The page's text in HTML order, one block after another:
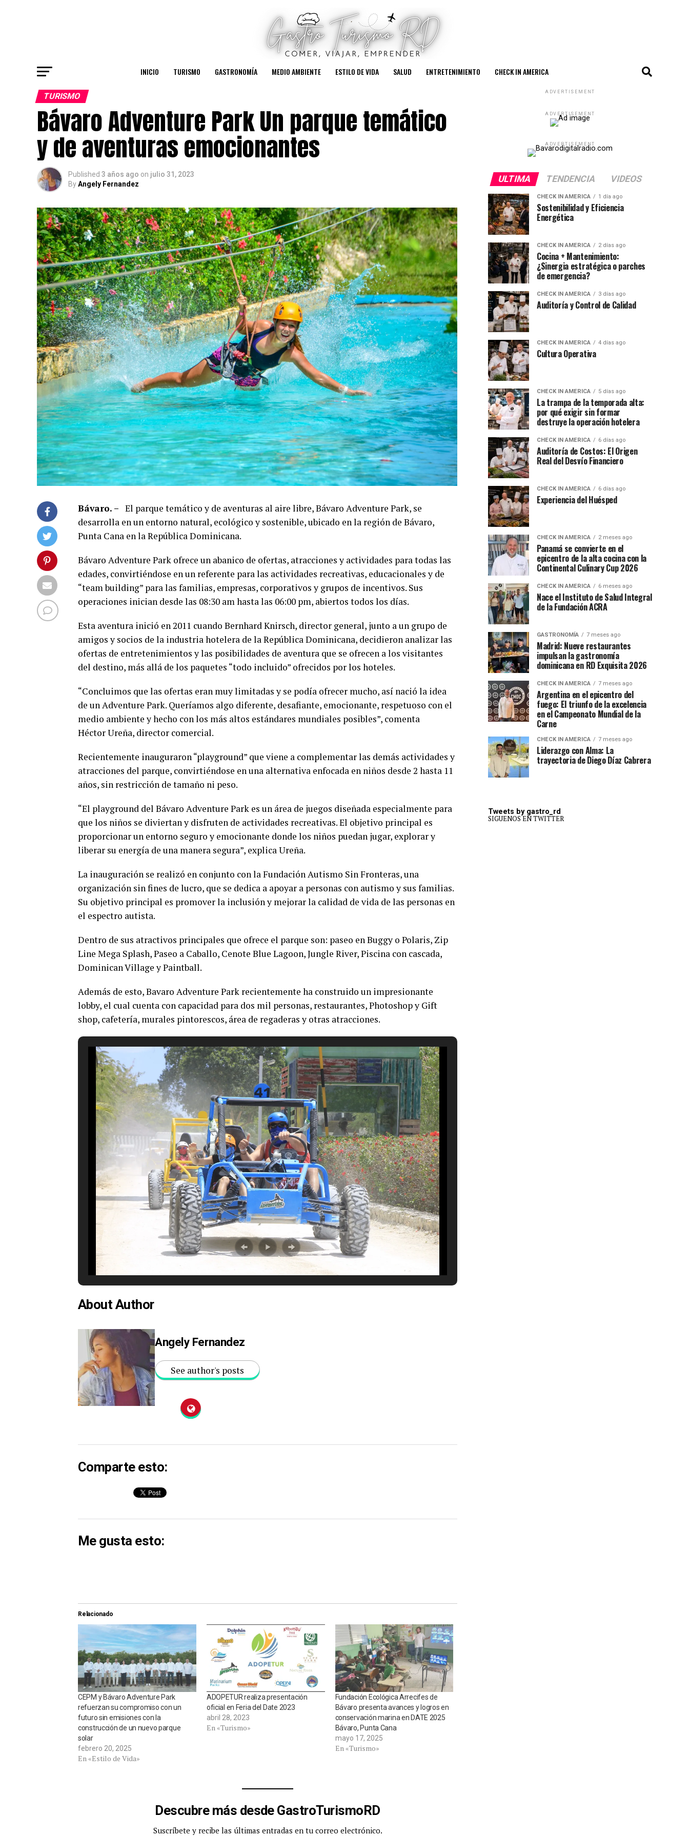
INICIO TURISMO GASTRONOMÍA MEDIO AMBIENTE ESTILO DE VIDA SALUD ENTRETENIMIENTO CHECK IN AMERICA
TURISMO
Bávaro Adventure Park Un parque temático
y de aventuras emocionantes
Published 3 años ago on julio 31, 2023
ByAngely Fernandez
Bávaro. – El parque temático y de aventuras al aire libre, Bávaro Adventure Park, se
desarrolla en un entorno natural, ecológico y sostenible, ubicado en la región de Bávaro,
Punta Cana en la República Dominicana.
Bávaro Adventure Park ofrece un abanico de ofertas, atracciones y actividades para todas las
edades, convirtiéndose en un referente para las actividades recreativas, educacionales y de
“team building” para las familias, empresas, corporativos y grupos de incentivos. Sus
operaciones inician desde las 08:30 am hasta las 06:00 pm, abiertos todos los días.
Esta aventura inició en 2011 cuando Bernhard Knirsch, director general, junto a un grupo de
amigos y socios de la industria hotelera de la República Dominicana, decidieron analizar las
ofertas de entretenimientos y las posibilidades de aventura que se ofrecen a los visitantes
del destino, más allá de los paquetes “todo incluido” ofrecidos por los hoteles.
“Concluimos que las ofertas eran muy limitadas y se podía ofrecer mucho, así nació la idea
de un Adventure Park. Queríamos algo diferente, desafiante, emocionante, respetuoso con el
medio ambiente y hecho con los más altos estándares mundiales posibles”, comenta
Héctor Ureña, director comercial.
Recientemente inauguraron “playground” que viene a complementar las demás actividades y
atracciones del parque, convirtiéndose en una alternativa enfocada en niños desde 2 hasta 11
años, sin restricción de tamaño ni peso.
“El playground del Bávaro Adventure Park es un área de juegos diseñada especialmente para
que los niños se diviertan y disfruten de actividades recreativas. El objetivo principal es
proporcionar un entorno seguro y emocionante donde los niños puedan jugar, explorar y
liberar su energía de una manera segura”, explica Ureña.
La inauguración se realizó en conjunto con la Fundación Autismo Sin Fronteras, una
organización sin fines de lucro, que se dedica a apoyar a personas con autismo y sus familias.
Su objetivo principal es promover la inclusión y mejorar la calidad de vida de las personas en
el espectro autista.
Dentro de sus atractivos principales que ofrece el parque son: paseo en Buggy o Polaris, Zip
Line Mega Splash, Paseo a Caballo, Cenote Blue Lagoon, Jungle River, Piscina con cascada,
Dominican Village y Paintball.
Además de esto, Bavaro Adventure Park recientemente ha construido un impresionante
lobby, el cual cuenta con capacidad para dos mil personas, restaurantes, Photoshop y Gift
shop, cafetería, murales pintorescos, área de regaderas y otras atracciones.
About Author
Angely Fernandez
See author's posts
Comparte esto:
Me gusta esto:
Relacionado
CEPM y Bávaro Adventure Park
refuerzan su compromiso con un
futuro sin emisiones con la
construcción de un nuevo parque
solar
febrero 20, 2025
En «Estilo de Vida»
ADOPETUR realiza presentación
oficial en Feria del Date 2023
abril 28, 2023
En «Turismo»
Fundación Ecológica Arrecifes de
Bávaro presenta avances y logros en
conservación marina en DATE 2025
Bávaro, Punta Cana
mayo 17, 2025
En «Turismo»
Descubre más desde GastroTurismoRD
Suscríbete y recibe las últimas entradas en tu correo electrónico.
ADVERTISEMENT
ADVERTISEMENT
ADVERTISEMENT
ULTIMA TENDENCIA VIDEOS
CHECK IN AMERICA 1 día ago
Sostenibilidad y Eficiencia
Energética
CHECK IN AMERICA 2 días ago
Cocina + Mantenimiento:
¿Sinergia estratégica o parches
de emergencia?
CHECK IN AMERICA 3 días ago
Auditoría y Control de Calidad
CHECK IN AMERICA 4 días ago
Cultura Operativa
CHECK IN AMERICA 5 días ago
La trampa de la temporada alta:
por qué exigir sin formar
destruye la operación hotelera
CHECK IN AMERICA 6 días ago
Auditoría de Costos: El Origen
Real del Desvío Financiero
CHECK IN AMERICA 6 días ago
Experiencia del Huésped
CHECK IN AMERICA 2 meses ago
Panamá se convierte en el
epicentro de la alta cocina con la
Continental Culinary Cup 2026
CHECK IN AMERICA 6 meses ago
Nace el Instituto de Salud Integral
de la Fundación ACRA
GASTRONOMÍA 7 meses ago
Madrid: Nueve restaurantes
impulsan la gastronomía
dominicana en RD Exquisita 2026
CHECK IN AMERICA 7 meses ago
Argentina en el epicentro del
fuego: El triunfo de la excelencia
en el Campeonato Mundial de la
Carne
CHECK IN AMERICA 7 meses ago
Liderazgo con Alma: La
trayectoria de Diego Díaz Cabrera
Tweets by gastro_rd
SIGUENOS EN TWITTER